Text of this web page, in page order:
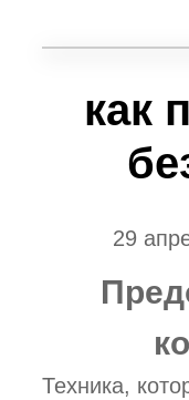
как
29
Техника,